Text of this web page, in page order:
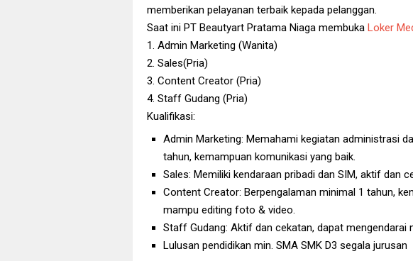
memberikan pelayanan terbaik kepada pelanggan.
Saat ini PT Beautyart Pratama Niaga membuka Loker
1. Admin Marketing (Wanita)
2. Sales(Pria)
3. Content Creator (Pria)
4. Staff Gudang (Pria)
Kualifikasi:
Admin Marketing: Memahami kegiatan administrasi
tahun, kemampuan komunikasi yang baik.
Sales: Memiliki kendaraan pribadi dan SIM, aktif dan
Content Creator: Berpengalaman minimal 1 tahun,
mampu editing foto & video.
Staff Gudang: Aktif dan cekatan, dapat mengendarai
Lulusan pendidikan min. SMA SMK D3 segala jurusan